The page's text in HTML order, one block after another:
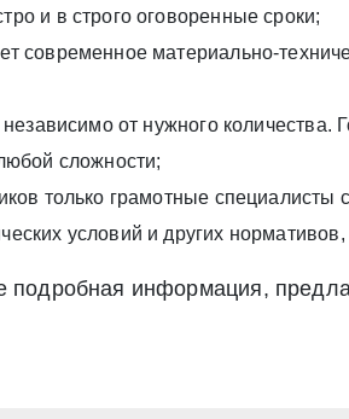
и в строго оговоренные сроки;
современное материально-
от нужного
сложности;
только грамотные
условий и других
подробная информация,